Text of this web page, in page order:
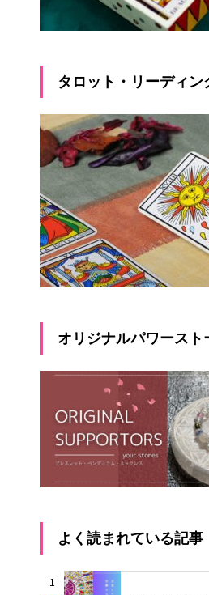
タロット・リーディン
オリジナルパワースト
よく読まれている記事
1